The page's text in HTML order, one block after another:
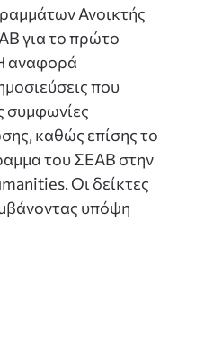
Ανοικτής
για το πρώτο
αναφορά
που
συμφωνίες
καθώς επίσης το
του ΣΕΑΒ στην
Οι δείκτες
υπόψη